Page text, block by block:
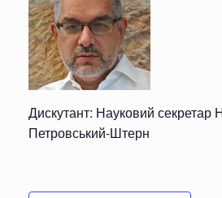
Дискутант: Науковий
Петровський-Штерн